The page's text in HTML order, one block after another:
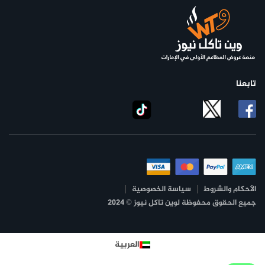
تابعنا
الأحكام والشروط
سياسة الخصوصية
جميع الحقوق محفوظة لوين تاكل نيوز © 2024
العربية